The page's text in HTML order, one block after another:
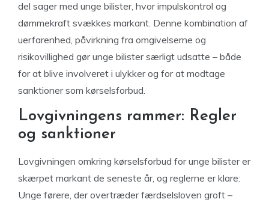
del sager med unge bilister, hvor impulskontrol og
dømmekraft svækkes markant. Denne kombination af
uerfarenhed, påvirkning fra omgivelserne og
risikovillighed gør unge bilister særligt udsatte – både
for at blive involveret i ulykker og for at modtage
sanktioner som kørselsforbud.
Lovgivningens rammer: Regler
og sanktioner
Lovgivningen omkring kørselsforbud for unge bilister er
skærpet markant de seneste år, og reglerne er klare:
Unge førere, der overtræder færdselsloven groft –